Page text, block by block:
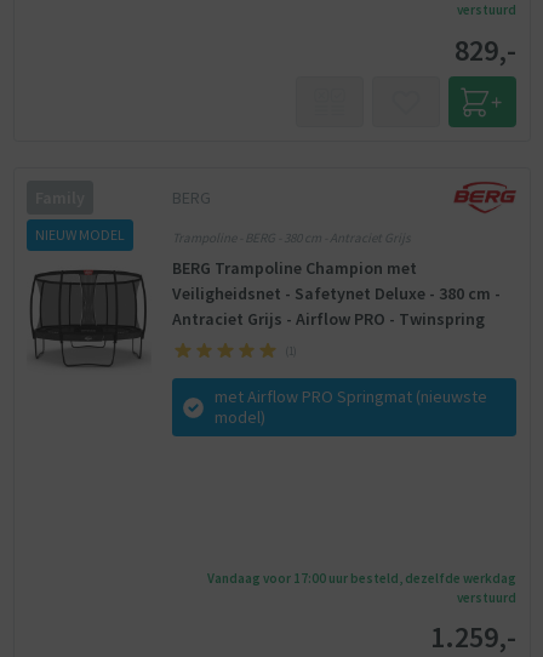
verstuurd
829,-
NIEUW MODEL
BERG
Trampoline - BERG - 380 cm - Antraciet Grijs
BERG Trampoline Champion met
Veiligheidsnet - Safetynet Deluxe - 380 cm -
Antraciet Grijs - Airflow PRO - Twinspring
1
met Airflow PRO Springmat (nieuwste
model)
Vandaag voor 17:00 uur besteld, dezelfde werkdag
verstuurd
1.259,-